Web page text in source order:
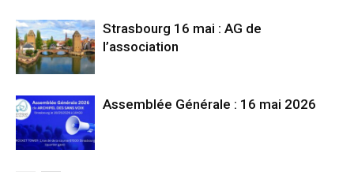
Strasbourg 16 mai : AG de
l’association
Assemblée Générale : 16 mai 2026